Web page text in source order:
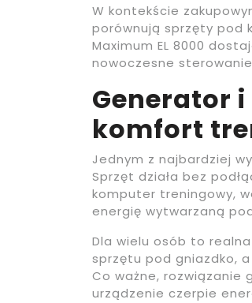
W kontekście
porównują sprzęty pod
Maximum EL 8000
nowoczesne
Generator
komfort
Jednym z najbardziej
Sprzęt działa bez
komputer treningowy,
energię wytwarzaną
Dla wielu osób to
sprzętu pod gniazdko,
Co ważne, rozwiązanie
urządzenie czerpie